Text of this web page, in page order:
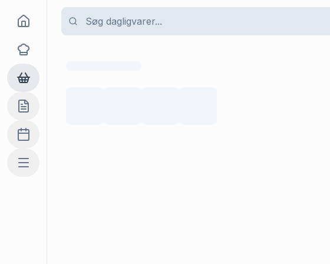
Goma
Opskrifter
Dagligvarer
Indkøbslisten
Madplan
Mere